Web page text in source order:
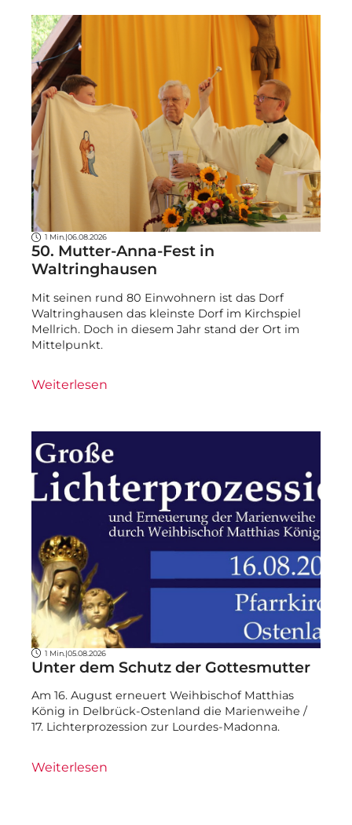
1 Min. |06.08.2026
50. Mutter-Anna-Fest in
Waltringhausen
Mit seinen rund 80 Einwohnern ist das Dorf
Waltringhausen das kleinste Dorf im Kirchspiel
Mellrich. Doch in diesem Jahr stand der Ort im
Mittelpunkt.
Weiterlesen
1 Min. |05.08.2026
Unter dem Schutz der Gottesmutter
Am 16. August erneuert Weihbischof Matthias
König in Delbrück-Ostenland die Marienweihe /
17. Lichterprozession zur Lourdes-Madonna.
Weiterlesen